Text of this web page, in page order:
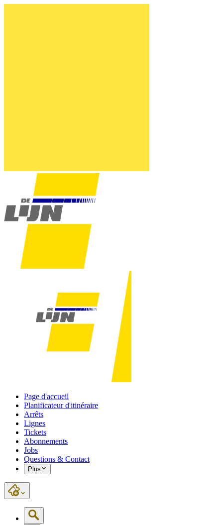
Page d'accueil
Planificateur d'itinéraire
Arrêts
Lignes
Tickets
Abonnements
Jobs
Questions & Contact
Plus